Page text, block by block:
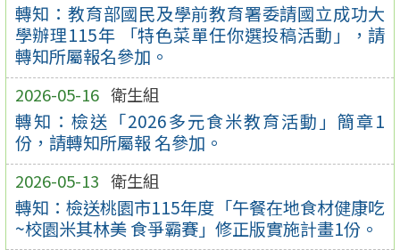
轉知：教育部國民及學前教育署委請國立成功大
學辦理115年 「特色菜單任你選投稿活動」，請
轉知所屬報名參加。
2026-05-16 衛生組
轉知：檢送「2026多元食米教育活動」簡章1
份，請轉知所屬報 名參加。
2026-05-13 衛生組
轉知：檢送桃園市115年度「午餐在地食材健康吃
~校園米其林美 食爭霸賽」修正版實施計畫1份。